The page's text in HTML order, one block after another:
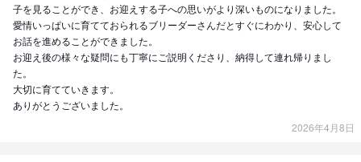
子を見ることができ、お迎えする子への思いがより深いものになりました。
愛情いっぱいに育てておられるブリーダーさんだとすぐにわかり、安心して
お話を進めることができました。
お迎え後の様々な疑問にも丁寧にご説明くださり、納得して連れ帰りまし
た。
大切に育てていきます。
ありがとうございました。
2026年4月8日